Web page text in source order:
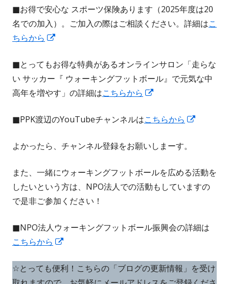
い
ウ
ド
ウ
で
き
す
■お得で安心な スポーツ保険あります（2025年度は20
名での加入）。ご加入の際はご相談ください。詳細はこ
ちらから
い
ウ
ィ
ド
で
ま
す
■とってもお得な特典があるオンラインサロン「走らな
い サッカー『 ウォーキングフットボール』で元気な中
高年を増やす」の詳細はこちらから
い
ィ
ド
ウ
き
す
■PPK渡辺のYouTubeチャンネルはこちらから
ィ
ン
で
き
ま
よかったら、チャンネル登録をお願いしまーす。
また、一緒にウォーキングフットボールを広める活動を
したいという方は、NPO法人での活動もしていますの
で是非ご参加ください！
■NPO法人ウォーキングフットボール振興会の詳細は
こちらから
い
☆とっても便利！こちらの「ブログの更新情報」を受け